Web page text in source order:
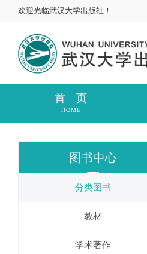
欢迎光临武汉大学出版社！
首 页
HOME
图书中心
分类图书
教材
学术著作